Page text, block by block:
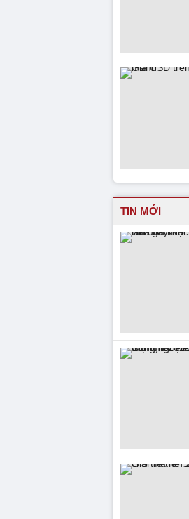
TIN MỚI